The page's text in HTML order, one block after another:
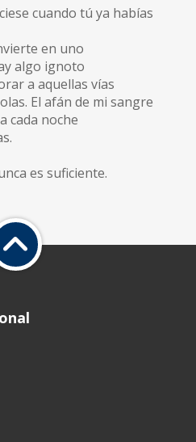
cuando tú ya habías
en uno
algo ignoto
a aquellas vías
El afán de mi sangre
cada noche
es suficiente.